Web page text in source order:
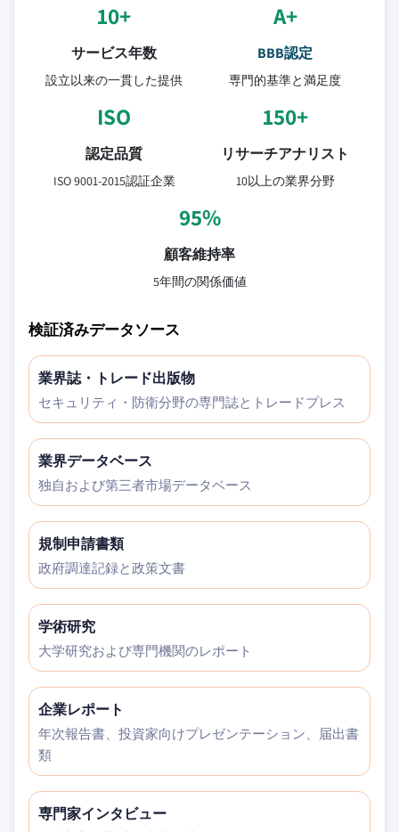
10+
サービス年数
設立以来の一貫した提供
A+
BBB認定
専門的基準と満足度
ISO
認定品質
ISO 9001-2015認証企業
150+
リサーチアナリスト
10以上の業界分野
95%
顧客維持率
5年間の関係価値
検証済みデータソース
業界誌・トレード出版物
セキュリティ・防衛分野の専門誌とトレードプレス
業界データベース
独自および第三者市場データベース
規制申請書類
政府調達記録と政策文書
学術研究
大学研究および専門機関のレポート
企業レポート
年次報告書、投資家向けプレゼンテーション、届出書
類
専門家インタビュー